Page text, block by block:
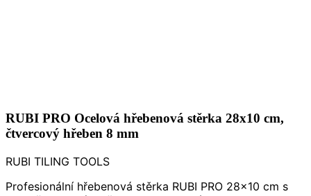
RUBI PRO Ocelová hřebenová stěrka 28x10 cm,
čtvercový hřeben 8 mm
RUBI TILING TOOLS
Profesionální hřebenová stěrka RUBI PRO 28x10 cm s